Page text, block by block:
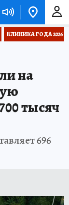
КЛИНИКА ГОДА 2026
на
тысяч
696